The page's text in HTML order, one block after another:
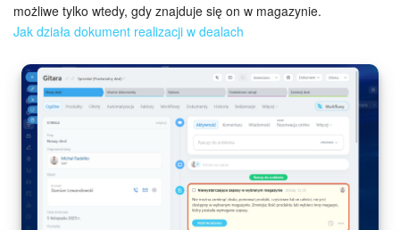
możliwe tylko wtedy, gdy znajduje się on w magazynie.
Jak działa dokument realizacji w dealach